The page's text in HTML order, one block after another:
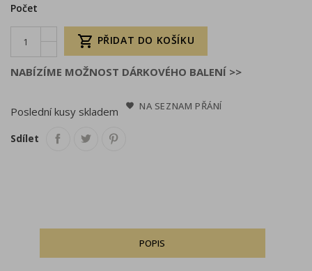
Počet
 PŘIDAT DO KOŠÍKU
NABÍZÍME MOŽNOST DÁRKOVÉHO BALENÍ >>
Poslední kusy skladem NA SEZNAM PŘÁNÍ
Sdílet
POPIS